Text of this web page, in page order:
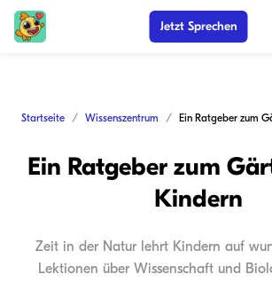
Jetzt Sprechen
Startseite Wissenszentrum
Ein Ratgeber zum
Kindern
Zeit in der Natur lehrt Kindern auf
Lektionen über Wissenschaft und